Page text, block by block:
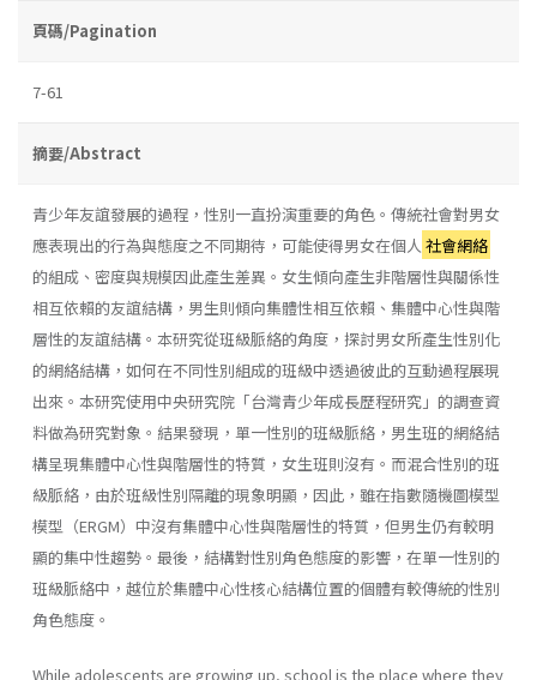
頁碼/Pagination
7-61
摘要/Abstract
青少年友誼發展的過程，性別一直扮演重要的角色。傳統社會對男女
應表現出的行為與態度之不同期待，可能使得男女在個人 社會網絡
的組成、密度與規模因此產生差異。女生傾向產生非階層性與關係性
相互依賴的友誼結構，男生則傾向集體性相互依賴、集體中心性與階
層性的友誼結構。本研究從班級脈絡的角度，探討男女所產生性別化
的網絡結構，如何在不同性別組成的班級中透過彼此的互動過程展現
出來。本研究使用中央研究院「台灣青少年成長歷程研究」的調查資
料做為研究對象。結果發現，單一性別的班級脈絡，男生班的網絡結
構呈現集體中心性與階層性的特質，女生班則沒有。而混合性別的班
級脈絡，由於班級性別隔離的現象明顯，因此，雖在指數隨機圖模型
模型（ERGM）中沒有集體中心性與階層性的特質，但男生仍有較明
顯的集中性趨勢。最後，結構對性別角色態度的影響，在單一性別的
班級脈絡中，越位於集體中心性核心結構位置的個體有較傳統的性別
角色態度。
While adolescents are growing up, school is the place where they